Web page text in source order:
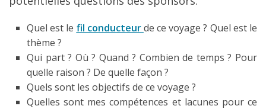
Quel est le fil conducteurde ce voyage ? Quel est le
thème ?
Qui part ? Où ? Quand ? Combien de temps ? Pour
quelle raison ? De quelle façon ?
Quels sont les objectifs de ce voyage ?
Quelles sont mes compétences et lacunes pour ce